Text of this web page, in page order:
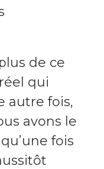
de ce
qui
autre fois,
avons le
fois